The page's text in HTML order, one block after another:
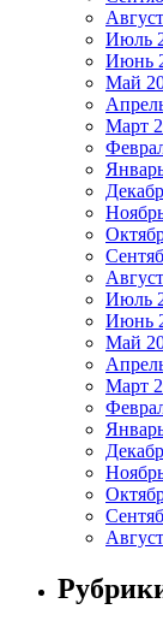
Июль
Июнь
Май
Март
Июль
Июнь
Май
Март